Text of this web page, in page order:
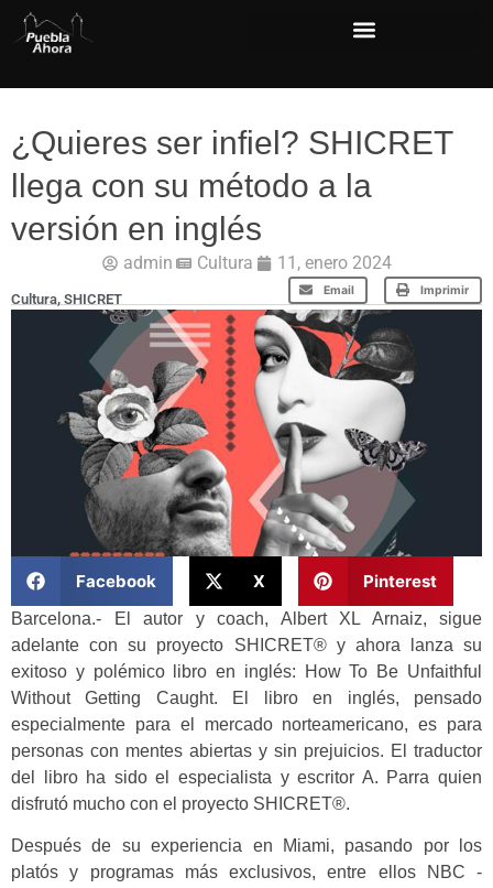
¿Quieres ser infiel? SHICRET
llega con su método a la
versión en inglés
admin Cultura 11, enero 2024
Email Imprimir
Cultura, SHICRET
Facebook X Pinterest
Barcelona.- El autor y coach, Albert XL Arnaiz, sigue
adelante con su proyecto SHICRET® y ahora lanza su
exitoso y polémico libro en inglés: How To Be Unfaithful
Without Getting Caught. El libro en inglés, pensado
especialmente para el mercado norteamericano, es para
personas con mentes abiertas y sin prejuicios. El traductor
del libro ha sido el especialista y escritor A. Parra quien
disfrutó mucho con el proyecto SHICRET®.
Después de su experiencia en Miami, pasando por los
platós y programas más exclusivos, entre ellos NBC -